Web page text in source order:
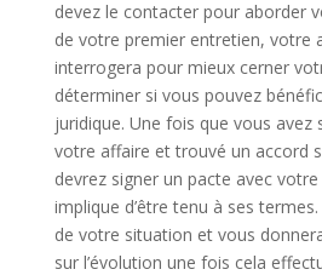
devez le contacter pour aborder
de votre premier entretien, votre
interrogera pour mieux cerner
déterminer si vous pouvez
juridique. Une fois que vous avez
votre affaire et trouvé un accord
devrez signer un pacte avec
implique d’être tenu à ses termes.
de votre situation et vous
sur l’évolution une fois cela